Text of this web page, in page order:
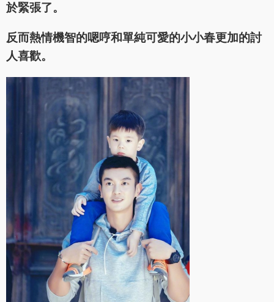
於緊張了。
反而熱情機智的嗯哼和單純可愛的小小春更加的討
人喜歡。